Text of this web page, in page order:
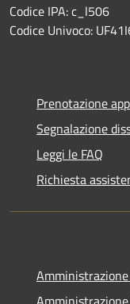
Codice IPA: c_l506
Codice Univoco:
Prenotazione
Segnalazione
Leggi le FAQ
Richiesta